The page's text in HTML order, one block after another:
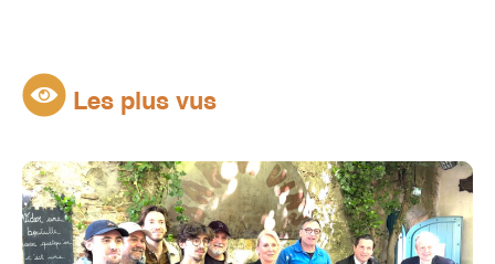
Les plus vus